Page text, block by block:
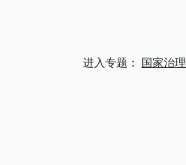
进入专题： 国家治理